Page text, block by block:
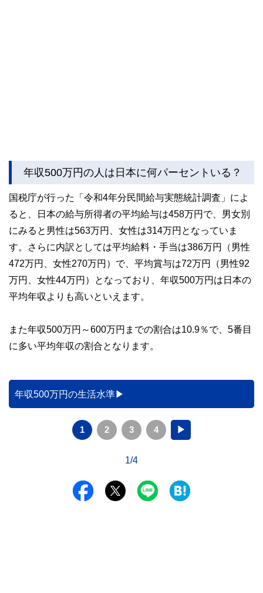
年収500万円の人は日本に何パーセントいる？
国税庁が行った「令和4年分民間給与実態統計調査」によ
ると、日本の給与所得者の平均給与は458万円で、男女別
にみると男性は563万円、女性は314万円となっていま
す。さらに内訳としては平均給料・手当は386万円（男性
472万円、女性270万円）で、平均賞与は72万円（男性92
万円、女性44万円）となっており、年収500万円は日本の
平均年収よりも高いといえます。
また年収500万円～600万円までの割合は10.9％で、5番目
に多い平均年収の割合となります。
年収500万円の生活水準
1 2 3 4 ▶
1/4